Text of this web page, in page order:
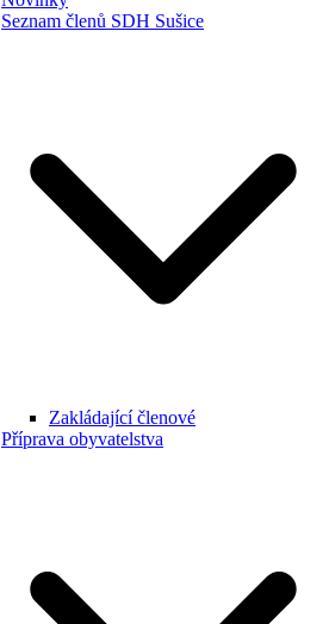
Seznam členů SDH Sušice
Zakládající členové
Příprava obyvatelstva